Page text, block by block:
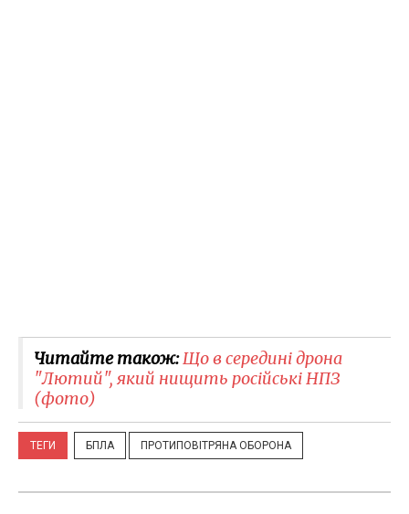
Читайте також:Що в середині дрона
"Лютий", який нищить російські НПЗ
(фото)
ТЕГИ БПЛА ПРОТИПОВІТРЯНА ОБОРОНА